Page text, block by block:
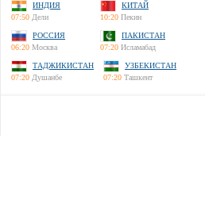
ИНДИЯ
07:50 Дели
КИТАЙ
10:20 Пекин
РОССИЯ
06:20 Москва
ПАКИСТАН
07:20 Исламабад
ТАДЖИКИСТАН
07:20 Душанбе
УЗБЕКИСТАН
07:20 Ташкент